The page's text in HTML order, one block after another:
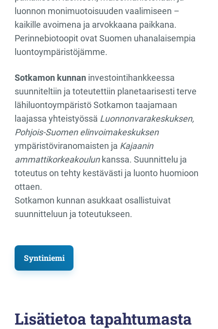
luonnon monimuotoisuuden vaalimiseen –
kaikille avoimena ja arvokkaana paikkana.
Perinnebiotoopit ovat Suomen uhanalaisempia
luontoympäristöjämme.
Sotkamon kunnan investointihankkeessa
suunniteltiin ja toteutettiin planetaarisesti terve
lähiluontoympäristö Sotkamon taajamaan
laajassa yhteistyössä Luonnonvarakeskuksen,
Pohjois-Suomen elinvoimakeskuksen
ympäristöviranomaisten ja Kajaanin
ammattikorkeakoulunkanssa. Suunnittelu ja
toteutus on tehty kestävästi ja luonto huomioon
ottaen.
Sotkamon kunnan asukkaat osallistuivat
suunnitteluun ja toteutukseen.
Syntiniemi
Lisätietoa tapahtumasta